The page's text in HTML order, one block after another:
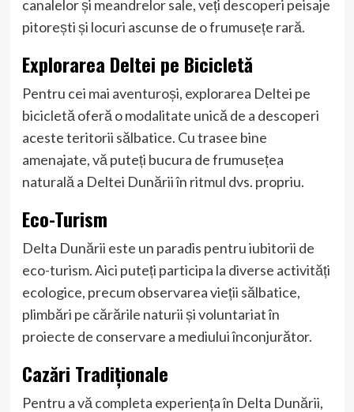
canalelor și meandrelor sale, veți descoperi peisaje
pitorești și locuri ascunse de o frumusețe rară.
Explorarea Deltei pe Bicicletă
Pentru cei mai aventuroși, explorarea Deltei pe
bicicletă oferă o modalitate unică de a descoperi
aceste teritorii sălbatice. Cu trasee bine
amenajate, vă puteți bucura de frumusețea
naturală a Deltei Dunării în ritmul dvs. propriu.
Eco-Turism
Delta Dunării este un paradis pentru iubitorii de
eco-turism. Aici puteți participa la diverse activități
ecologice, precum observarea vieții sălbatice,
plimbări pe cărările naturii și voluntariat în
proiecte de conservare a mediului înconjurător.
Cazări Tradiționale
Pentru a vă completa experiența în Delta Dunării,